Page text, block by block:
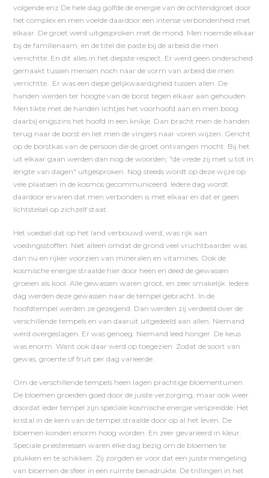
volgende enz De hele dag golfde de energie van de ochtendgroet door
het complex en men voelde daardoor een intense verbondenheid met
elkaar. De groet werd uitgesproken met de mond. Men noemde elkaar
bij de familienaam, en de titel die paste bij de arbeid die men
verrichtte. En dit alles in het diepste respect. Er werd geen onderscheid
gemaakt tussen mensen noch naar de vorm van arbeid die men
verrichtte.. Er was een diepe gelijkwaardigheid tussen allen. De
handen werden ter hoogte van de borst tegen elkaar aan gehouden.
Men tikte met de handen lichtjes het voorhoofd aan en men boog
daarbij enigszins het hoofd in een knikje. Dan bracht men de handen
terug naar de borst en liet men de vingers naar voren wijzen. Gericht
op de borstkas van de persoon die de groet ontvangen mocht. Bij het
uit elkaar gaan werden dan nog de woorden; "de vrede zij met u tot in
lengte van dagen" uitgesproken. Nog steeds wordt op deze wijze op
vele plaatsen in de kosmos gecommuniceerd. Iedere dag wordt
daardoor ervaren dat men verbonden is met elkaar en dat er geen
lichtstelsel op zichzelf staat.
Het voedsel dat op het land verbouwd werd, was rijk aan
voedingsstoffen. Niet alleen omdat de grond veel vruchtbaarder was
dan nu en rijker voorzien van mineralen en vitamines. Ook de
kosmische energie straalde hier door heen en deed de gewassen
groeien als kool. Alle gewassen waren groot, en zeer smakelijk. Iedere
dag werden deze gewassen naar de tempel gebracht. In de
hoofdtempel werden ze gezegend. Dan werden zij verdeeld over de
verschillende tempels en van daaruit uitgedeeld aan allen. Niemand
werd overgeslagen. Er was genoeg. Niemand leed honger. De keus
was enorm. Want ook daar werd op toegezien. Zodat de soort van
gewas, groente of fruit per dag varieerde.
Om de verschillende tempels heen lagen prachtige bloementuinen.
De bloemen groeiden goed door de juiste verzorging, maar ook weer
doordat ieder tempel zijn speciale kosmische energie verspreidde. Het
kristal in de kern van de tempel straalde door op al het leven. De
bloemen konden enorm hoog worden. En zeer gevarieerd in kleur.
Speciale priesteressen waren elke dag bezig om de bloemen te
plukken en te schikken. Zij zorgden er voor dat een juiste mengeling
van bloemen de sfeer in een ruimte benadrukte. De trillingen in het